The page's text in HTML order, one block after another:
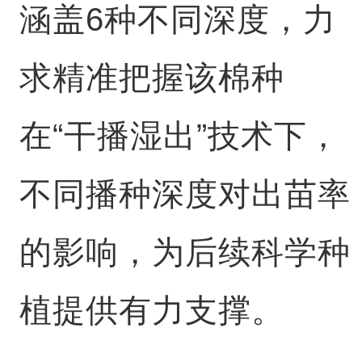
涵盖6种不同深度，力
求精准把握该棉种
在“干播湿出”技术下，
不同播种深度对出苗率
的影响，为后续科学种
植提供有力支撑。